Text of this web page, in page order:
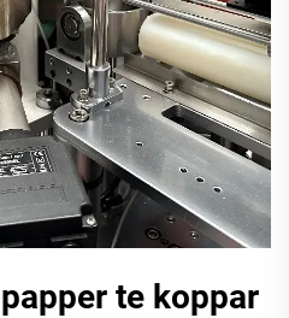
te koppar